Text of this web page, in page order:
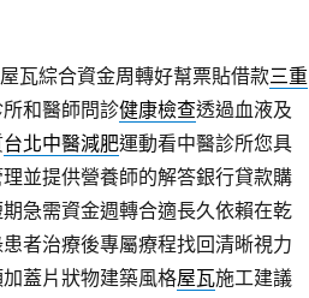
瓦綜合資金周轉好幫票貼借款三重
和醫師問診健康檢查透過血液及
台北中醫減肥運動看中醫診所您具
並提供營養師的解答銀行貸款購
急需資金週轉合適長久依賴在乾
者治療後專屬療程找回清晰視力
蓋片狀物建築風格屋瓦施工建議